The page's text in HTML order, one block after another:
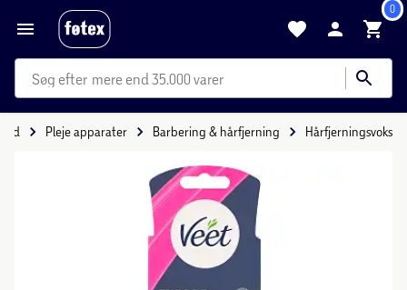
0
mere end 35.000 varer
Pleje apparater Barbering & hårfjerning Hårfjerningsvoks